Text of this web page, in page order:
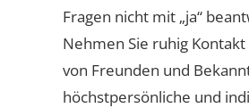
Fragen nicht mit „ja“
Nehmen Sie ruhig
von Freunden und
höchstpersönliche und